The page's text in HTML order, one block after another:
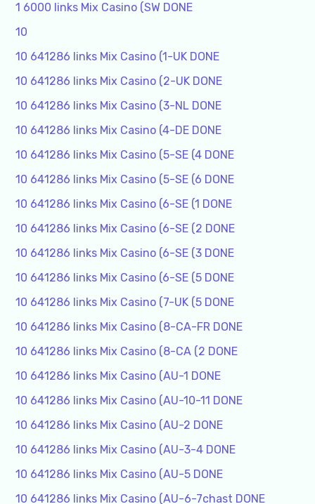
1 6000 links Mix Casino (SW DONE
10
10 641286 links Mix Casino (1-UK DONE
10 641286 links Mix Casino (2-UK DONE
10 641286 links Mix Casino (3-NL DONE
10 641286 links Mix Casino (4-DE DONE
10 641286 links Mix Casino (5-SE (4 DONE
10 641286 links Mix Casino (5-SE (6 DONE
10 641286 links Mix Casino (6-SE (1 DONE
10 641286 links Mix Casino (6-SE (2 DONE
10 641286 links Mix Casino (6-SE (3 DONE
10 641286 links Mix Casino (6-SE (5 DONE
10 641286 links Mix Casino (7-UK (5 DONE
10 641286 links Mix Casino (8-CA-FR DONE
10 641286 links Mix Casino (8-CA (2 DONE
10 641286 links Mix Casino (AU-1 DONE
10 641286 links Mix Casino (AU-10-11 DONE
10 641286 links Mix Casino (AU-2 DONE
10 641286 links Mix Casino (AU-3-4 DONE
10 641286 links Mix Casino (AU-5 DONE
10 641286 links Mix Casino (AU-6-7chast DONE